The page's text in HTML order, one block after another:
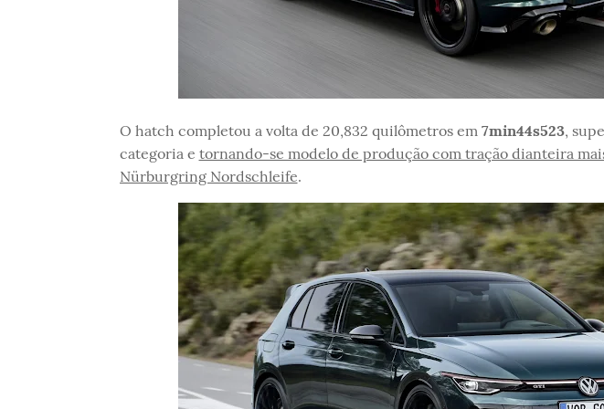
O hatch completou a volta de 20,832 quilômetros em 7min44s523,
categoria e tornando-se modelo de produção com tração dianteira
Nürburgring Nordschleife.